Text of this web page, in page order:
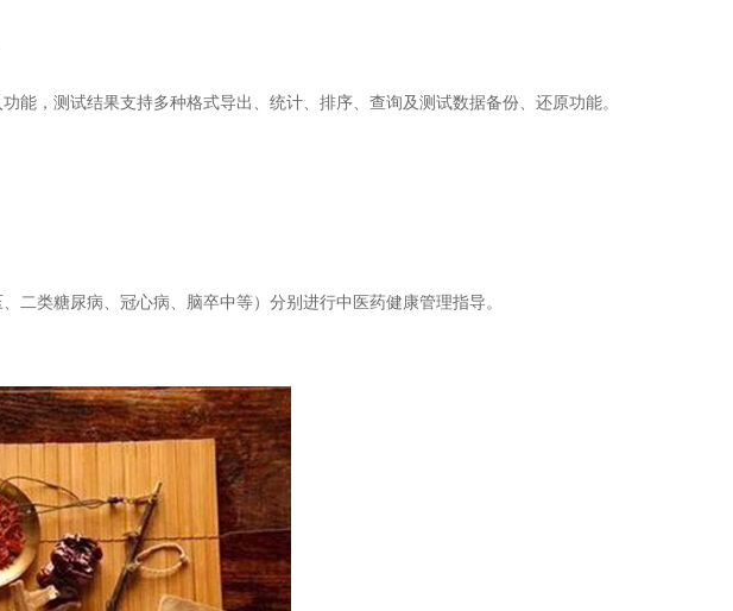
，测试结果支持多种格式导出、统计、排序、查询及测试数据备份、还原功能。
类糖尿病、冠心病、脑卒中等）分别进行中医药健康管理指导。